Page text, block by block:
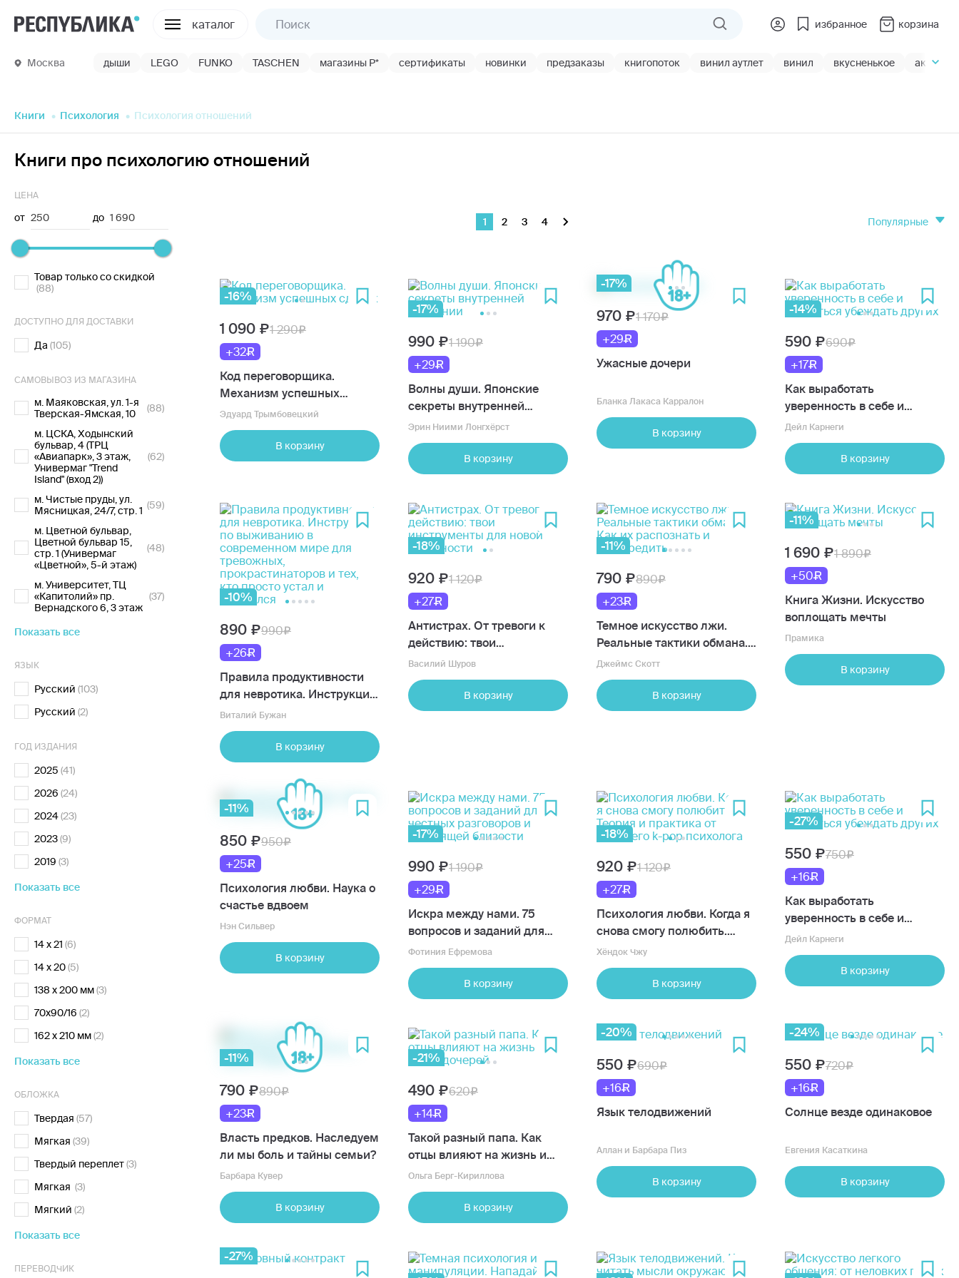
каталог избранное корзина
Москва дыши LEGO FUNKO TASCHEN магазины Р* сертификаты новинки предзаказы книгопоток винил аутлет винил вкусненькое акции
Книги Психология Психология отношений
Книги про психологию отношений
ЦЕНА
от 250 до 1 690
Товар только со скидкой
(88)
ДОСТУПНО ДЛЯ ДОСТАВКИ
Да (105)
САМОВЫВОЗ ИЗ МАГАЗИНА
м. Маяковская, ул. 1-я
Тверская-Ямская, 10
(88)
м. ЦСКА, Ходынский
бульвар, 4 (ТРЦ
«Авиапарк», 3 этаж,
Универмаг "Trend
Island" (вход 2))
(62)
м. Чистые пруды, ул.
Мясницкая, 24/7, стр. 1 (59)
м. Цветной бульвар,
Цветной бульвар 15,
стр. 1 (Универмаг
«Цветной», 5-й этаж)
(48)
м. Университет, ТЦ
«Капитолий» пр.
Вернадского 6, 3 этаж
(37)
Показать все
ЯЗЫК
Русский (103)
Русский (2)
ГОД ИЗДАНИЯ
2025 (41)
2026 (24)
2024(23)
2023(9)
2019 (3)
Показать все
ФОРМАТ
14 x 21 (6)
14 x 20(5)
138 x 200 мм(3)
70x90/16 (2)
162 x 210 мм(2)
Показать все
ОБЛОЖКА
Твердая (57)
Мягкая (39)
Твердый переплет(3)
Мягкая (3)
Мягкий (2)
Показать все
ПЕРЕВОДЧИК
1 2 3 4 популярные
-16%
1 090
1 290
+32
Код переговорщика.
Механизм успешных
сделок
Эдуард Трымбовецкий
В корзину
-17%
990
1 190
+29
Волны души. Японские
секреты внутренней
гармонии
Эрин Ниими Лонгхёрст
В корзину
-17%
970
1 170
+29
Ужасные дочери
Бланка Лакаса Карралон
В корзину
-14%
590
690
+17
Как выработать
уверенность в себе и
научиться убеждать других
Дейл Карнеги
В корзину
-10%
890
990
+26
Правила продуктивности
для невротика. Инструкция
по выживанию в
современном мире для
тревожных,
прокрастинаторов и тех,
кто просто устал и
запутался
Виталий Бужан
В корзину
-18%
920
1 120
+27
Антистрах. От тревоги к
действию: твои
инструменты для новой
реальности
Василий Шуров
В корзину
-11%
790
890
+23
Темное искусство лжи.
Реальные тактики обмана.
Как их распознать и
обезвредить
Джеймс Скотт
В корзину
-11%
1 690
1 890
+50
Книга Жизни. Искусство
воплощать мечты
Прамика
В корзину
-11%
850
950
+25
Психология любви. Наука о
счастье вдвоем
Нэн Сильвер
В корзину
-17%
990
1 190
+29
Искра между нами. 75
вопросов и заданий для
честных разговоров и
настоящей близости
Фотиния Ефремова
В корзину
-18%
920
1 120
+27
Психология любви. Когда я
снова смогу полюбить.
Теория и практика от
ведущего k-pop психолога
Хёндок Чжу
В корзину
-27%
550
750
+16
Как выработать
уверенность в себе и
научиться убеждать других
Дейл Карнеги
В корзину
-11%
790
890
+23
Власть предков. Наследуем
ли мы боль и тайны семьи?
Барбара Кувер
В корзину
-21%
490
620
+14
Такой разный папа. Как
отцы влияют на жизнь и
успех дочерей
Ольга Берг-Кириллова
В корзину
-20%
550
690
+16
Язык телодвижений
Аллан и Барбара Пиз
В корзину
-24%
550
720
+16
Солнце везде одинаковое
Евгения Касаткина
В корзину
-27%